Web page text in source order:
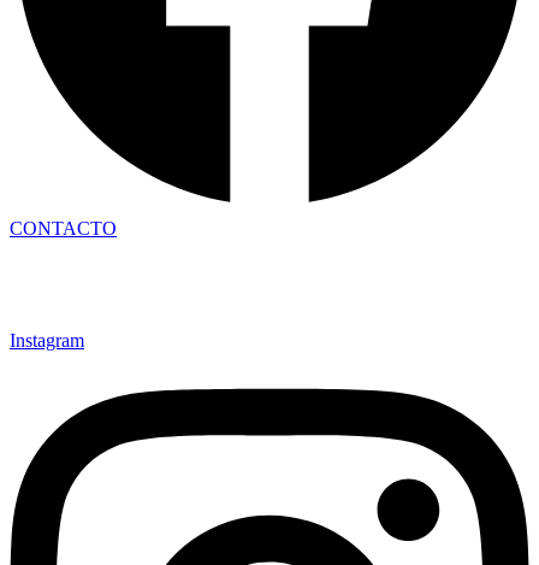
CONTACTO
Instagram